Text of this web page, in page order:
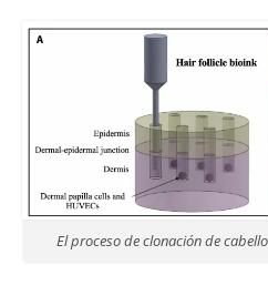
El proceso de clonación de